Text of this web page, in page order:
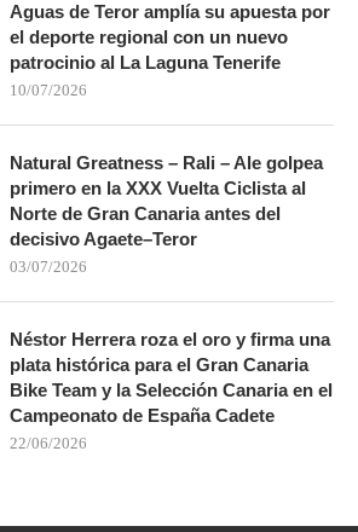
Aguas de Teror amplía su apuesta por
el deporte regional con un nuevo
patrocinio al La Laguna Tenerife
10/07/2026
Natural Greatness – Rali – Ale golpea
primero en la XXX Vuelta Ciclista al
Norte de Gran Canaria antes del
decisivo Agaete–Teror
03/07/2026
Néstor Herrera roza el oro y firma una
plata histórica para el Gran Canaria
Bike Team y la Selección Canaria en el
Campeonato de España Cadete
22/06/2026